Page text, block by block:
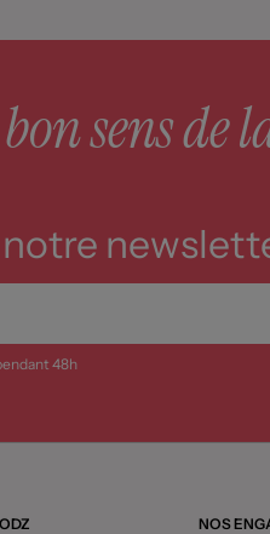
sens de
48h
NOS